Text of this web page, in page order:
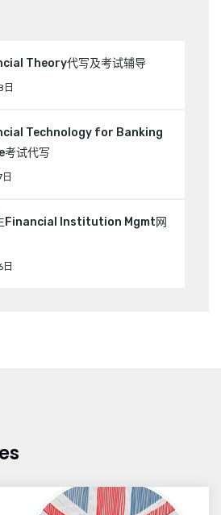
Theory代写及考试辅导
Technology for Banking
试代写
Financial Institution Mgmt网